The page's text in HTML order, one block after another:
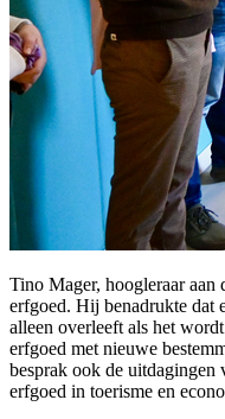
Tino Mager, hoogleraar
erfgoed. Hij benadrukte dat
alleen overleeft als het
erfgoed met nieuwe
besprak ook de uitdagingen
erfgoed in toerisme en